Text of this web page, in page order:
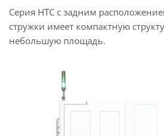
Серия HTC с задним
стружки имеет компактную
небольшую площадь.